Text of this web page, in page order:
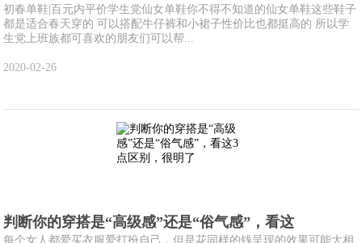
初春单鞋|百元内平价学生党仙女单鞋你不得不知道的仙女单鞋这些鞋子
都是适合春天穿的 可以搭配牛仔裤和小裙子性价比也都挺高的 所以学
生党上班族都可喜欢的朋友们可以帮...
2020-02-26
判断你的穿搭是“高级感”还是“俗气感”，看这
每个女人都爱买衣服爱打扮自己，但是花同样的钱呈现的效果可能大相